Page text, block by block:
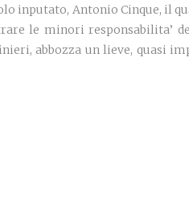
inputato, Antonio Cinque, il
le minori responsabilita’
abbozza un lieve, quasi